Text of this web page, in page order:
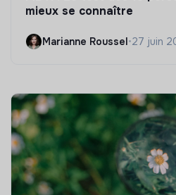
mieux se connaître
Marianne Roussel•27 juin